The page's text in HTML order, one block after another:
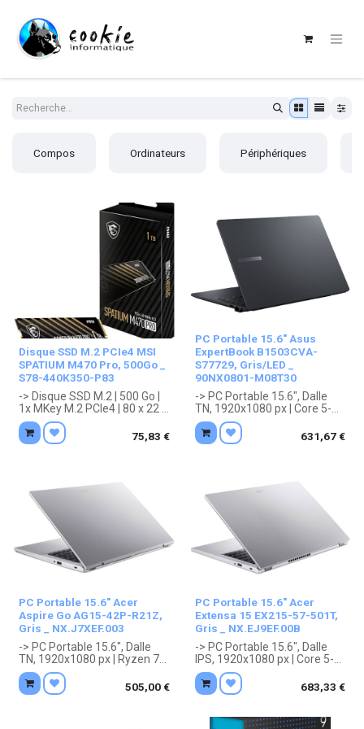
Compos Ordinateurs Périphériques
Disque SSD M.2 PCIe4 MSI
SPATIUM M470 Pro, 500Go _
S78-440K350-P83
-> Disque SSD M.2 | 500 Go |
1x MKey M.2 PCIe4 | 80 x 22 x
2.2 mm
. Garantie 5 ans constructeur.
75,83 €
PC Portable 15.6" Asus
ExpertBook B1503CVA-
S77729, Gris/LED _
90NX0801-M08T30
-> PC Portable 15.6", Dalle
TN, 1920x1080 px | Core 5-
210H (8 core - 4.8 GHz Turbo
- Cache 12 Mb) | SO-DIMM
DDR5 - 16 Gb | SSD 512 Go |
1x HDMI, 2x USB 3.1, 1x USB
3TypeC | Aucun système |
Noir | 360 x 232 x 19.9 mm,
1.70 kg
. Garantie 2 ans constructeur.
ATTENTION! Depuis fin avril
2026 les ordinateurs
directive 2023/2380/UE.
631,67€
PC Portable 15.6" Acer
Aspire Go AG15-42P-R21Z,
Gris _ NX.J7XEF.003
-> PC Portable 15.6", Dalle
TN, 1920x1080 px | Ryzen 7-
5825U (8 core - 4.5 GHz
Turbo - Cache 20 Mb) | SO-
DIMM DDR4 - 16 Gb | SSD 512
505,00€
PC Portable 15.6" Acer
Extensa 15 EX215-57-501T,
Gris _ NX.EJ9EF.00B
-> PC Portable 15.6", Dalle
IPS, 1920x1080 px | Core 5-
120U (10 core - 5.0 GHz
Turbo - Cache 12 Mb) | SO-
DIMM DDR5 - 16 Gb | SSD 512
Wifi ax, Bluetooth 5.2 | 1x
683,33 €